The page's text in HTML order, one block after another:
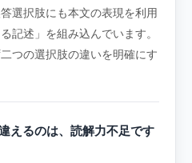
選択肢にも本文の表現を利用
記述」を組み込んでいます。
つの選択肢の違いを明確にす
えるのは、読解力不足です